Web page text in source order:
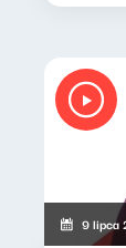
9 lipca